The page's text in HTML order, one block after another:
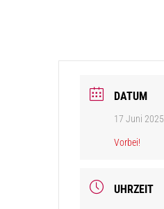
DATUM
17 Juni 2025
Vorbei!
UHRZEIT